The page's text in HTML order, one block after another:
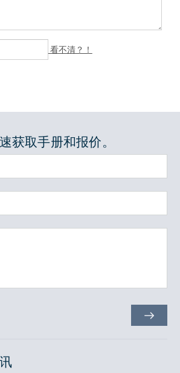
看不清？！
获取手册和报价。